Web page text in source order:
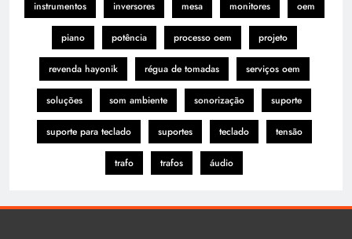
instrumentos inversores mesa monitores oem
piano potência processo oem projeto
revenda hayonik régua de tomadas serviços oem
soluções som ambiente sonorização suporte
suporte para teclado suportes teclado tensão
trafo trafos áudio